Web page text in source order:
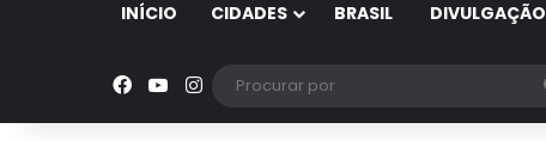
INÍCIO CIDADES BRASIL DIVULGAÇÃO
Facebook
YouTube
Instagram